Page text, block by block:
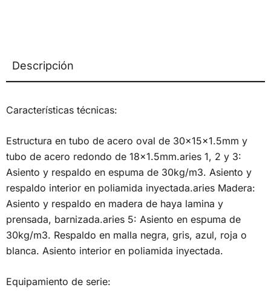
Descripción
Características técnicas:
Estructura en tubo de acero oval de 30x15x1.5mm y
tubo de acero redondo de 18×1.5mm.aries 1, 2 y 3:
Asiento y respaldo en espuma de 30kg/m3. Asiento y
respaldo interior en poliamida inyectada.aries Madera:
Asiento y respaldo en madera de haya lamina y
prensada, barnizada.aries 5: Asiento en espuma de
30kg/m3. Respaldo en malla negra, gris, azul, roja o
blanca. Asiento interior en poliamida inyectada.
Equipamiento de serie: